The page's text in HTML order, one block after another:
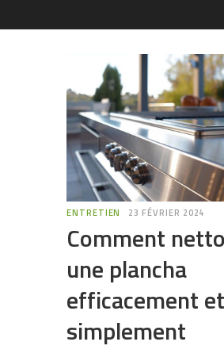
ENTRETIEN 23 FÉVRIER 2024
Comment
une plancha
efficacement et
simplement